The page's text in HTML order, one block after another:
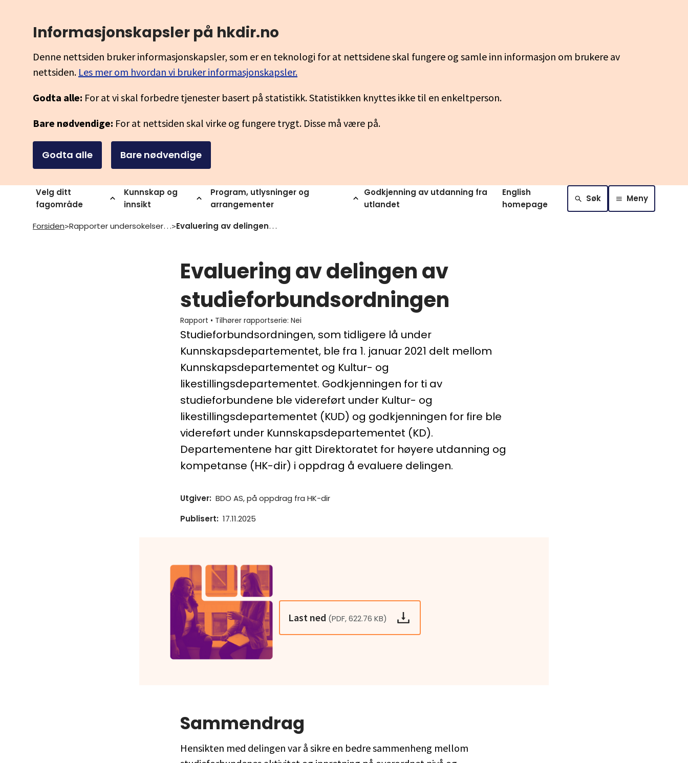
Informasjonskapsler på hkdir.no
Denne nettsiden bruker informasjonskapsler, som er en teknologi for at nettsidene skal fungere og samle inn informasjon om brukere av
nettsiden. Les mer om hvordan vi bruker informasjonskapsler.
Godta alle: For at vi skal forbedre tjenester basert på statistikk. Statistikken knyttes ikke til en enkeltperson.
Bare nødvendige: For at nettsiden skal virke og fungere trygt. Disse må være på.
Godta alle Bare nødvendige
Velg ditt
fagområde
Kunnskap og
innsikt
Program, utlysninger og
arrangementer
Godkjenning av utdanning fra
utlandet
English
homepage
Søk Meny
Forsiden> Rapporter undersokelser og statistikk> Evaluering av delingen av studieforbundsordningen
Evaluering av delingen av
studieforbundsordningen
Rapport • Tilhører rapportserie: Nei
Studieforbundsordningen, som tidligere lå under
Kunnskapsdepartementet, ble fra 1. januar 2021 delt mellom
Kunnskapsdepartementet og Kultur- og
likestillingsdepartementet. Godkjenningen for ti av
studieforbundene ble videreført under Kultur- og
likestillingsdepartementet (KUD) og godkjenningen for fire ble
videreført under Kunnskapsdepartementet (KD).
Departementene har gitt Direktoratet for høyere utdanning og
kompetanse (HK-dir) i oppdrag å evaluere delingen.
Utgiver: BDO AS, på oppdrag fra HK-dir
Publisert: 17.11.2025
Last ned (PDF, 622.76 KB)
Sammendrag
Hensikten med delingen var å sikre en bedre sammenheng mellom